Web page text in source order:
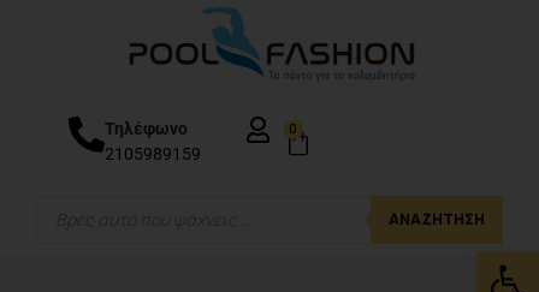
ΑΝΑΖΉΤΗΣΗ
Τηλέφωνο
2105989159
0